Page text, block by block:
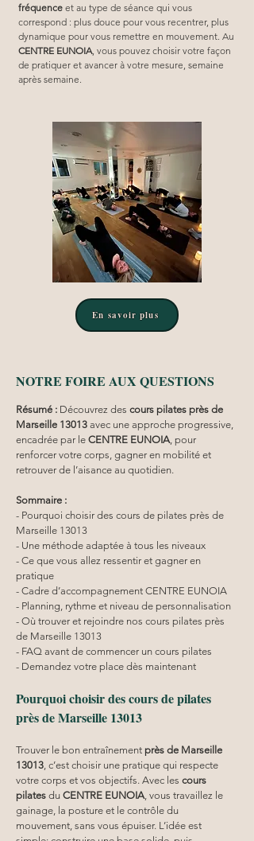
fréquence et au type de séance qui vous
correspond : plus douce pour vous recentrer, plus
dynamique pour vous remettre en mouvement. Au
CENTRE EUNOIA, vous pouvez choisir votre façon
de pratiquer et avancer à votre mesure, semaine
après semaine.
En savoir plus
NOTRE FOIRE AUX QUESTIONS
Résumé : Découvrez des cours pilates près de
Marseille 13013 avec une approche progressive,
encadrée par le CENTRE EUNOIA , pour
renforcer votre corps, gagner en mobilité et
retrouver de l’aisance au quotidien.
Sommaire :
- Pourquoi choisir des cours de pilates près de
Marseille 13013
- Une méthode adaptée à tous les niveaux
- Ce que vous allez ressentir et gagner en
pratique
- Cadre d’accompagnement CENTRE EUNOIA
- Planning, rythme et niveau de personnalisation
- Où trouver et rejoindre nos cours pilates près
de Marseille 13013
- FAQ avant de commencer un cours pilates
- Demandez votre place dès maintenant
Pourquoi choisir des cours de pilates
près de Marseille 13013
Trouver le bon entraînement près de Marseille
13013 , c’est choisir une pratique qui respecte
votre corps et vos objectifs. Avec les cours
pilates du CENTRE EUNOIA , vous travaillez le
gainage, la posture et le contrôle du
mouvement, sans vous épuiser. L’idée est